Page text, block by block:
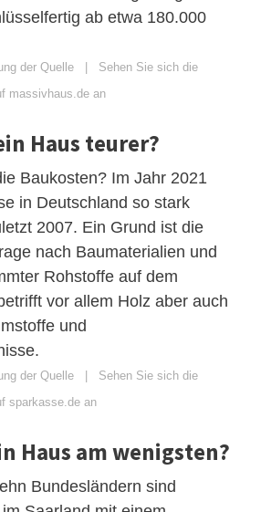
ab etwa 180.000
der Quelle | Sehen Sie sich die
massivhaus.de an
Haus teurer?
Baukosten? Im Jahr 2021
in Deutschland so stark
2007. Ein Grund ist die
nach Baumaterialien und
Rohstoffe auf dem
vor allem Holz aber auch
und
der Quelle | Sehen Sie sich die
sparkasse.de an
Haus am wenigsten?
Bundesländern sind